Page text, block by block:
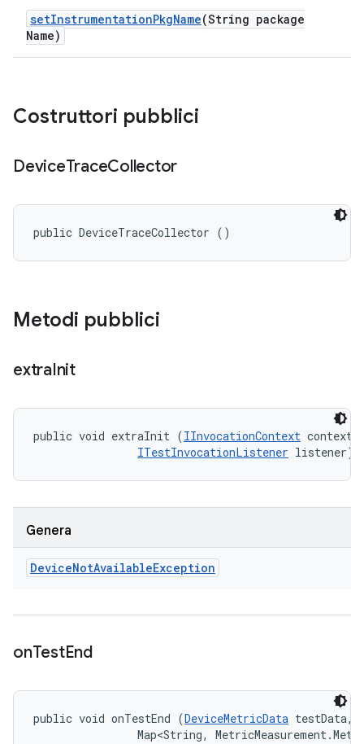
setInstrumentationPkgName(String package
Name)
Costruttori pubblici
DeviceTraceCollector
public DeviceTraceCollector ()
Metodi pubblici
extraInit
public void extraInit (IInvocationContext
ITestInvocationListener listener)
Genera
DeviceNotAvailableException
onTestEnd
public void onTestEnd (DeviceMetricData testData,
Map<String,